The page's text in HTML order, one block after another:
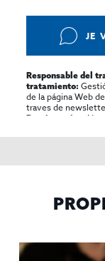
JE
Responsable del
tratamiento:
de la página Web
traves de
Destinatarios:
No
rectificar y suprimir